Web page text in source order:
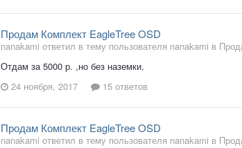
Продам Комплект EagleTree OSD
nanakami ответил в тему пользователя nanakami в
Отдам за 5000 р. ,но без наземки.
24 ноября, 2017
15 ответов
Продам Комплект EagleTree OSD
nanakami ответил в тему пользователя nanakami в